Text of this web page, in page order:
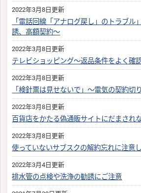
2022年3月8日更新
「電話回線「アナログ戻し」のトラブル
誘、高額契約～
2022年3月8日更新
テレビショッピング～返品条件をよく確
2022年3月8日更新
「検針票は見せないで」～電気の契約切
2022年3月8日更新
百貨店をかたる偽通販サイトにだまされ
2022年3月8日更新
使っていないサブスクの解約忘れに注意
2022年3月4日更新
排水管の点検や洗浄の勧誘にご注意